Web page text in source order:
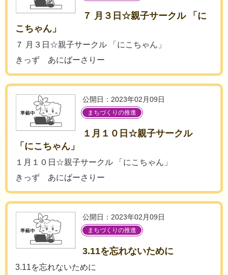
７ 月３日☆親子サークル 「に
こちゃん」
７ 月３日☆親子サークル 「にこちゃん」
きっず あにばーさりー
公開日：2023年02月09日
まちづくりの推進
１月１０日☆親子サークル
「にこちゃん」
１月１０日☆親子サークル 「にこちゃん」
きっず あにばーさりー
公開日：2023年02月09日
まちづくりの推進
3.11を忘れないために
3.11を忘れないために